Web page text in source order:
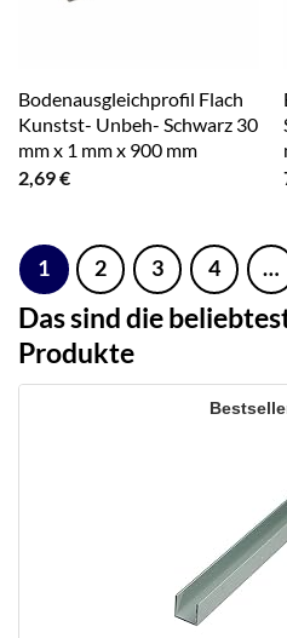
Bodenausgleichprofil Flach
Kunstst- Unbeh- Schwarz 30
mm x 1 mm x 900 mm
2,69€
1 2 3 4 …
Das sind die
Produkte